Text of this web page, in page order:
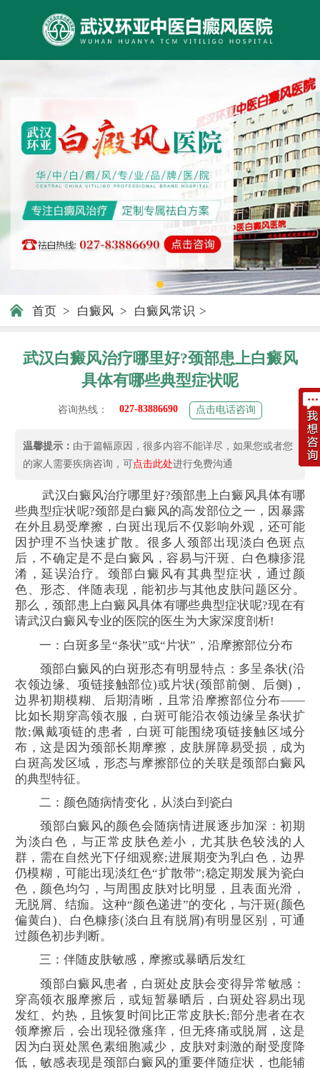
首页 > 白癜风 > 白癜风常识 >
武汉白癜风治疗哪里好?颈部患上白癜风
具体有哪些典型症状呢
咨询热线： 027-83886690 点击电话咨询
温馨提示： 由于篇幅原因，很多内容不能详尽，如果您或者您
的家人需要疾病咨询，可点击此处进行免费沟通
武汉白癜风治疗哪里好?颈部患上白癜风具体有哪
些典型症状呢?颈部是白癜风的高发部位之一，因暴露
在外且易受摩擦，白斑出现后不仅影响外观，还可能
因护理不当快速扩散。很多人颈部出现淡白色斑点
后，不确定是不是白癜风，容易与汗斑、白色糠疹混
淆，延误治疗。颈部白癜风有其典型症状，通过颜
色、形态、伴随表现，能初步与其他皮肤问题区分。
那么，颈部患上白癜风具体有哪些典型症状呢?现在有
请武汉白癜风专业的医院的医生为大家深度剖析!
一：白斑多呈“条状”或“片状”，沿摩擦部位分布
颈部白癜风的白斑形态有明显特点：多呈条状(沿
衣领边缘、项链接触部位)或片状(颈部前侧、后侧)，
边界初期模糊、后期清晰，且常沿摩擦部位分布——
比如长期穿高领衣服，白斑可能沿衣领边缘呈条状扩
散;佩戴项链的患者，白斑可能围绕项链接触区域分
布，这是因为颈部长期摩擦，皮肤屏障易受损，成为
白斑高发区域，形态与摩擦部位的关联是颈部白癜风
的典型特征。
二：颜色随病情变化，从淡白到瓷白
颈部白癜风的颜色会随病情进展逐步加深：初期
为淡白色，与正常皮肤色差小，尤其肤色较浅的人
群，需在自然光下仔细观察;进展期变为乳白色，边界
仍模糊，可能出现淡红色“扩散带”;稳定期发展为瓷白
色，颜色均匀，与周围皮肤对比明显，且表面光滑，
无脱屑、结痂。这种“颜色递进”的变化，与汗斑(颜色
偏黄白)、白色糠疹(淡白且有脱屑)有明显区别，可通
过颜色初步判断。
三：伴随皮肤敏感，摩擦或暴晒后发红
颈部白癜风患者，白斑处皮肤会变得异常敏感：
穿高领衣服摩擦后，或短暂暴晒后，白斑处容易出现
发红、灼热，且恢复时间比正常皮肤长;部分患者在衣
领摩擦后，会出现轻微瘙痒，但无疼痛或脱屑，这是
因为白斑处黑色素细胞减少，皮肤对刺激的耐受度降
低，敏感表现是颈部白癜风的重要伴随症状，也能辅